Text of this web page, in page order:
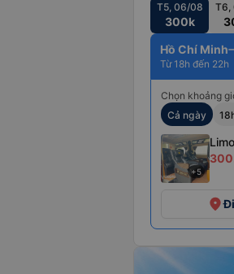
T5, 06/08
300k
T6,
Hồ Chí Minh
Từ 18h đến 22h
Chọn khoảng
Cả ngày
+5
place